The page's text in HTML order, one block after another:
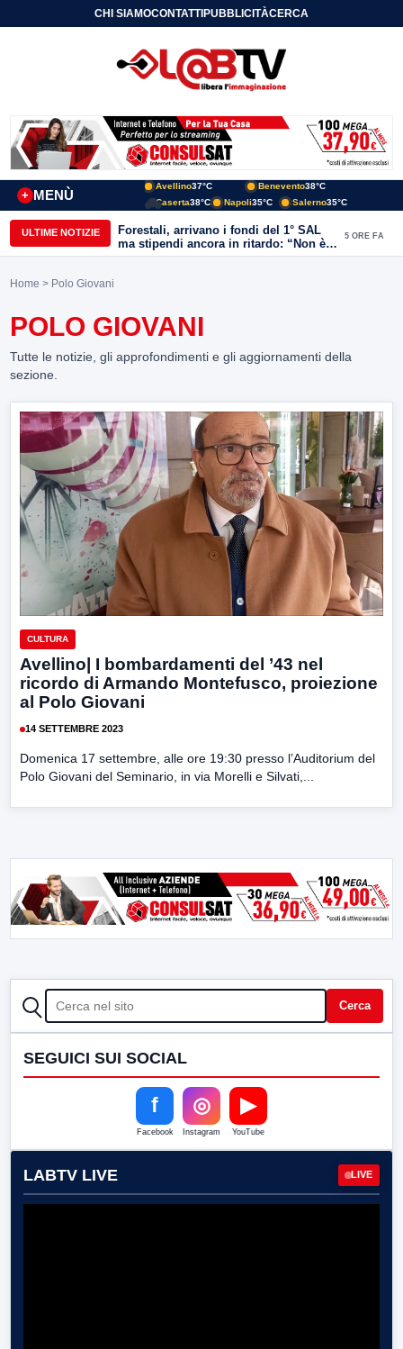
CHI SIAMOCONTATTIPUBBLICITÀCERCA
MENÙ
+
Avellino37°C Benevento38°C
Caserta38°C Napoli35°C Salerno35°C
ULTIME NOTIZIE
Forestali, arrivano i fondi del 1° SAL
ma stipendi ancora in ritardo: “Non è
più sostenibile”
5 ORE FA
Home > Polo Giovani
POLO GIOVANI
Tutte le notizie, gli approfondimenti e gli aggiornamenti della
sezione.
CULTURA
Avellino| I bombardamenti del ’43 nel
ricordo di Armando Montefusco, proiezione
al Polo Giovani
14 SETTEMBRE 2023
Domenica 17 settembre, alle ore 19:30 presso l’Auditorium del
Polo Giovani del Seminario, in via Morelli e Silvati,...
CERCA Cerca
SEGUICI SUI SOCIAL
f
Facebook
◎
Instagram
▶
YouTube
LABTV LIVE LIVE